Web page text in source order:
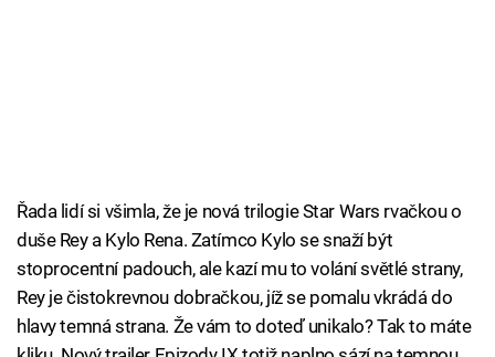
Řada lidí si všimla, že je nová trilogie Star Wars rvačkou o
duše Rey a Kylo Rena. Zatímco Kylo se snaží být
stoprocentní padouch, ale kazí mu to volání světlé strany,
Rey je čistokrevnou dobračkou, jíž se pomalu vkrádá do
hlavy temná strana. Že vám to doteď unikalo? Tak to máte